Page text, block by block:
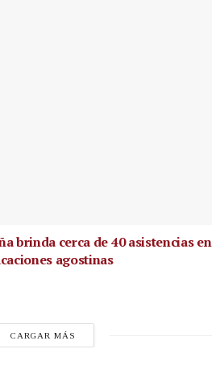
brinda cerca de 40 asistencias en
agostinas
CARGAR MÁS